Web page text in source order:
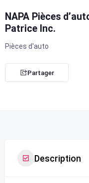
NAPA Pièces
Patrice Inc.
Pièces d'auto
Partager
Description